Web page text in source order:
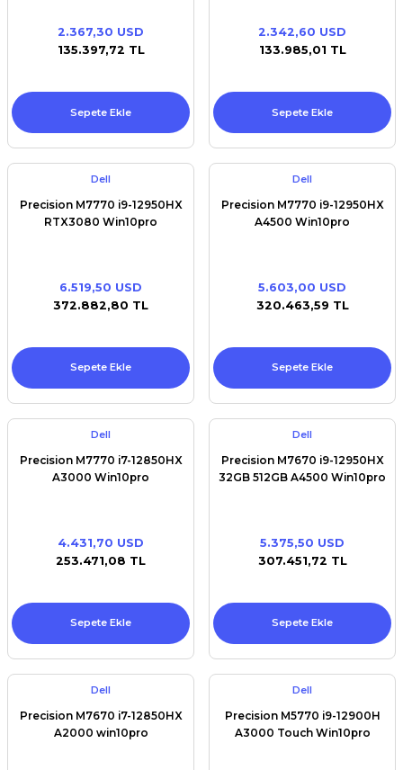
2.367,30 USD
135.397,72 TL
Sepete Ekle
2.342,60 USD
133.985,01 TL
Sepete Ekle
Dell
Precision M7770 i9-12950HX
RTX3080 Win10pro
6.519,50 USD
372.882,80 TL
Sepete Ekle
Dell
Precision M7770 i9-12950HX
A4500 Win10pro
5.603,00 USD
320.463,59 TL
Sepete Ekle
Dell
Precision M7770 i7-12850HX
A3000 Win10pro
4.431,70 USD
253.471,08 TL
Sepete Ekle
Dell
Precision M7670 i9-12950HX
32GB 512GB A4500 Win10pro
5.375,50 USD
307.451,72 TL
Sepete Ekle
Dell
Precision M7670 i7-12850HX
A2000 win10pro
Dell
Precision M5770 i9-12900H
A3000 Touch Win10pro